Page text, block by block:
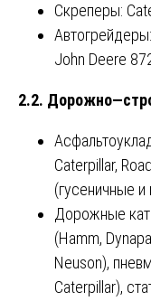
Скреперы:
John Deere
2.2. Дорожно—
Caterpillar,
(гусеничные
Дорожные
(Hamm,
Neuson),
Caterpillar),